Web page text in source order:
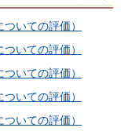
いての評価）
いての評価）
いての評価）
いての評価）
いての評価）